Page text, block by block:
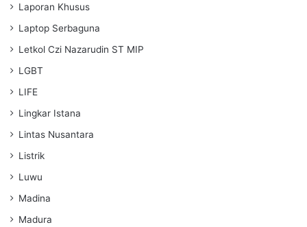
Laporan Khusus
Laptop Serbaguna
Letkol Czi Nazarudin ST MIP
LGBT
LIFE
Lingkar Istana
Lintas Nusantara
Listrik
Luwu
Madina
Madura